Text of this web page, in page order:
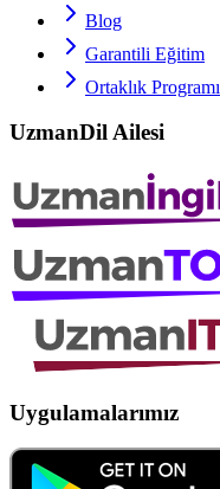
Blog
Garantili Eğitim
Ortaklık Programı
UzmanDil Ailesi
Uygulamalarımız